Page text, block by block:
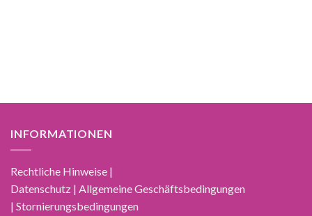
INFORMATIONEN
Rechtliche Hinweise |
Datenschutz | Allgemeine Geschäftsbedingungen
| Stornierungsbedingungen